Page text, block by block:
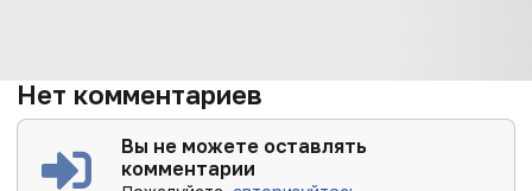
Нет комментариев
Вы не можете оставлять
комментарии